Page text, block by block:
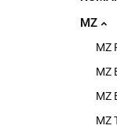
MZ
MZ
MZ
MZ
MZ